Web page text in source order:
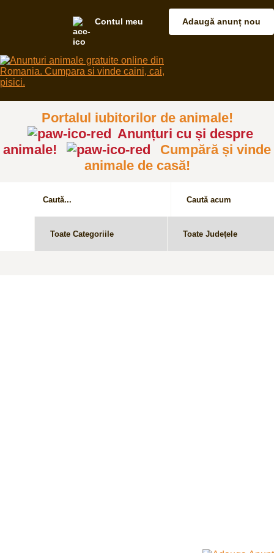
Contul meu Adaugă anunț nou
Portalul iubitorilor de animale!
Anunțuri cu și despre
animale!
Cumpără și vinde
animale de casă!